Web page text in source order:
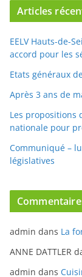
Articles
EELV Hauts-de-
accord pour les
Etats généraux
Après 3 ans de
Les propositions
nationale pour
Communiqué –
législatives
admin dans La
ANNE DATTLER
admin dans